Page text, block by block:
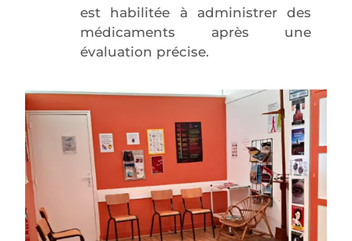
est habilitée à administrer des
médicaments après une
évaluation précise.